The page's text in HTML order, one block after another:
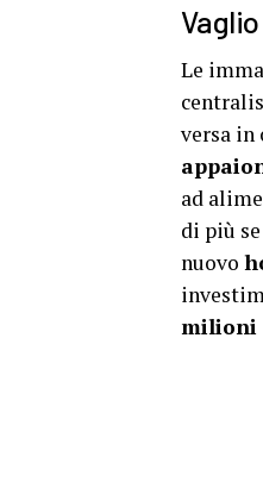
Le
versa in
ad
di più
nuovo
milioni